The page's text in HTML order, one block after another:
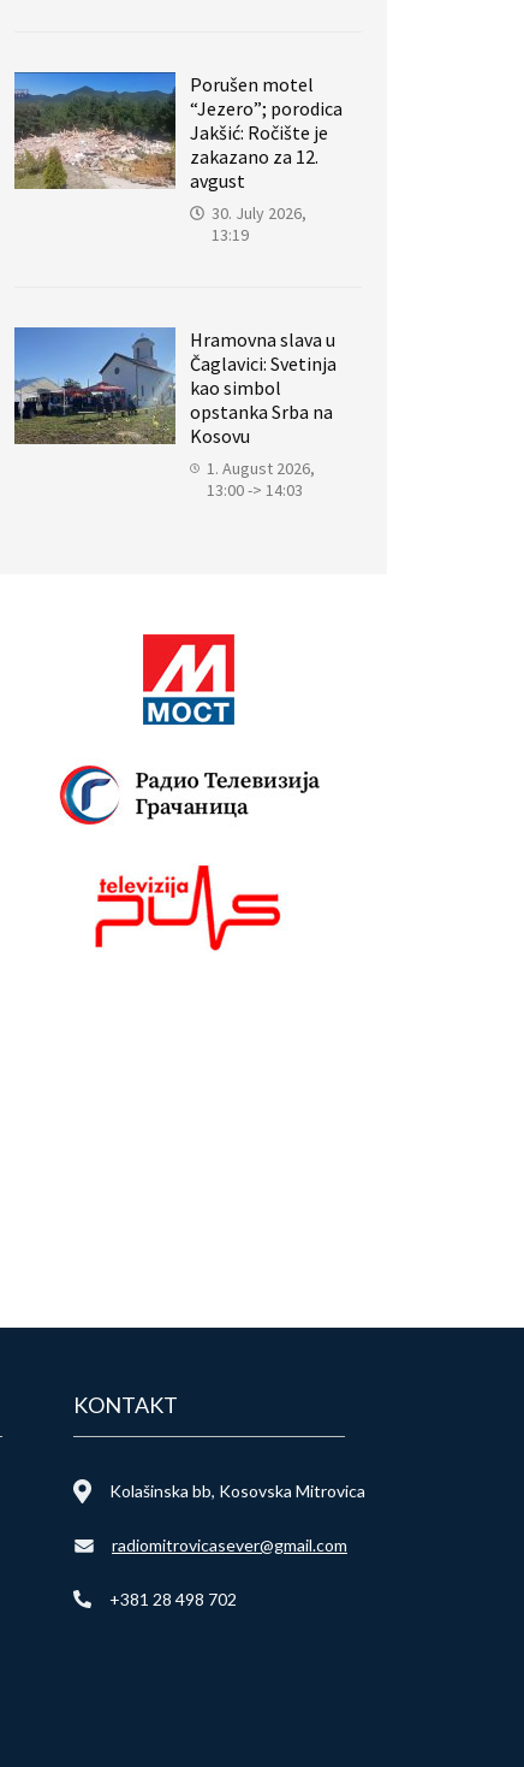
Porušen motel
“Jezero”; porodica
Jakšić: Ročište je
zakazano za 12.
avgust
30. July 2026,
13:19
Hramovna slava u
Čaglavici: Svetinja
kao simbol
opstanka Srba na
Kosovu
1. August 2026,
13:00 -> 14:03
KONTAKT
Kolašinska bb, Kosovska Mitrovica
radiomitrovicasever@gmail.com
+381 28 498 702